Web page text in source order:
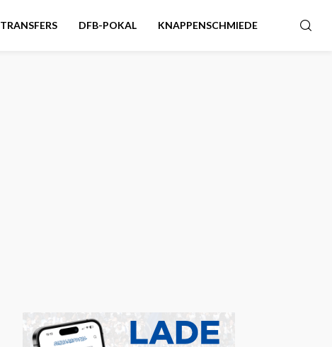
TRANSFERS DFB-POKAL KNAPPENSCHMIEDE